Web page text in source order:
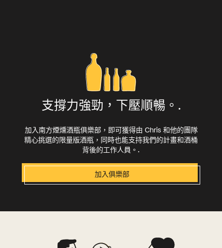
支撐力強勁，下壓順暢。.
加入南方煙燻酒瓶俱樂部，即可獲得由 Chris 和他的團隊
精心挑選的限量版酒瓶，同時也能支持我們的計畫和酒桶
背後的工作人員。.
加入俱樂部